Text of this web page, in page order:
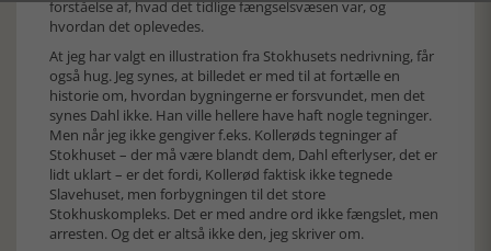
forståelse af, hvad det tidlige fængselsvæsen var, og
hvordan det oplevedes.
At jeg har valgt en illustration fra Stokhusets nedrivning, får
også hug. Jeg synes, at billedet er med til at fortælle en
historie om, hvordan bygningerne er forsvundet, men det
synes Dahl ikke. Han ville hellere have haft nogle tegninger.
Men når jeg ikke gengiver f.eks. Kollerøds tegninger af
Stokhuset – der må være blandt dem, Dahl efterlyser, det er
lidt uklart – er det fordi, Kollerød faktisk ikke tegnede
Slavehuset, men forbygningen til det store
Stokhuskompleks. Det er med andre ord ikke fængslet, men
arresten. Og det er altså ikke den, jeg skriver om.